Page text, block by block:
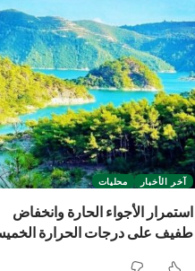
آخر الأخبار محليات
استمرار الأجواء الحارة وانخفاض
طفيف على درجات الحرارة